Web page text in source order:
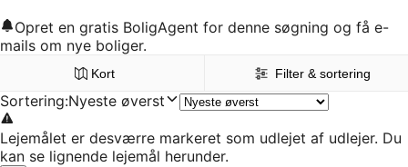
Opret en gratis BoligAgent for denne søgning og få e-
mails om nye boliger.
Kort Filter & sortering
Sortering:Nyeste øverst
Lejemålet er desværre markeret som udlejet af udlejer. Du
kan se lignende lejemål herunder.